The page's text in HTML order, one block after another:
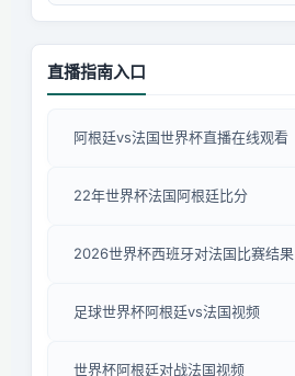
直播指南入口
阿根廷vs法国世界杯直播在线观看
22年世界杯法国阿根廷比分
2026世界杯西班牙对法国比赛结果
足球世界杯阿根廷vs法国视频
世界杯阿根廷对战法国视频